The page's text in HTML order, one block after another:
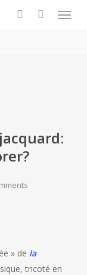
Menu
» de la
tricoté en